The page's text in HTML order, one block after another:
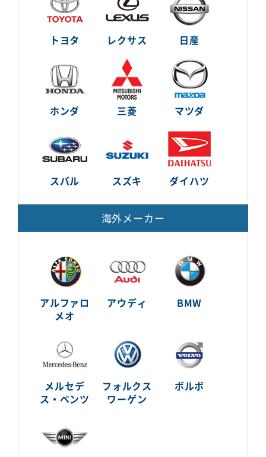
トヨタ レクサス 日産
ホンダ 三菱 マツダ
スバル スズキ ダイハツ
海外メーカー
アルファロ
メオ
アウディ BMW
メルセデ
ス・ベンツ
フォルクス
ワーゲン
ボルボ